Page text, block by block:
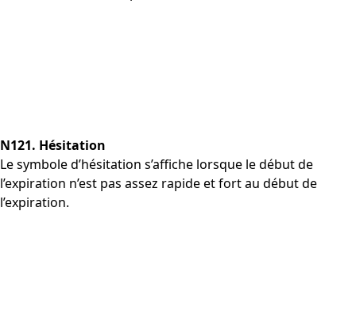
N121. Hésitation
Le symbole d’hésitation s’affiche lorsque le début de
l’expiration n’est pas assez rapide et fort au début de
l’expiration.